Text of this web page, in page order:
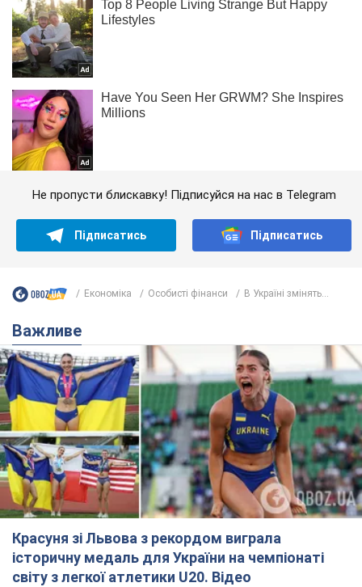
Не пропусти блискавку! Підписуйся на нас в Telegram
Підписатись Підписатись
Економіка Особисті фінанси В Україні змінять...
Важливе
Красуня зі Львова з рекордом виграла
історичну медаль для України на чемпіонаті
світу з легкої атлетики U20. Відео